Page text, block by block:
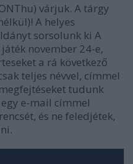
várjuk. A tárgy
A helyes
sorsolunk ki A
november 24-e,
a rá következő
teljes névvel, címmel
tudunk
e-mail címmel
és ne feledjétek,